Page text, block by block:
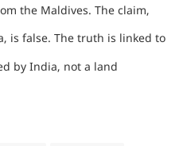
the Maldives. The claim,
is false. The truth is linked to
by India, not a land